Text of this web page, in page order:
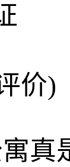
价)
真